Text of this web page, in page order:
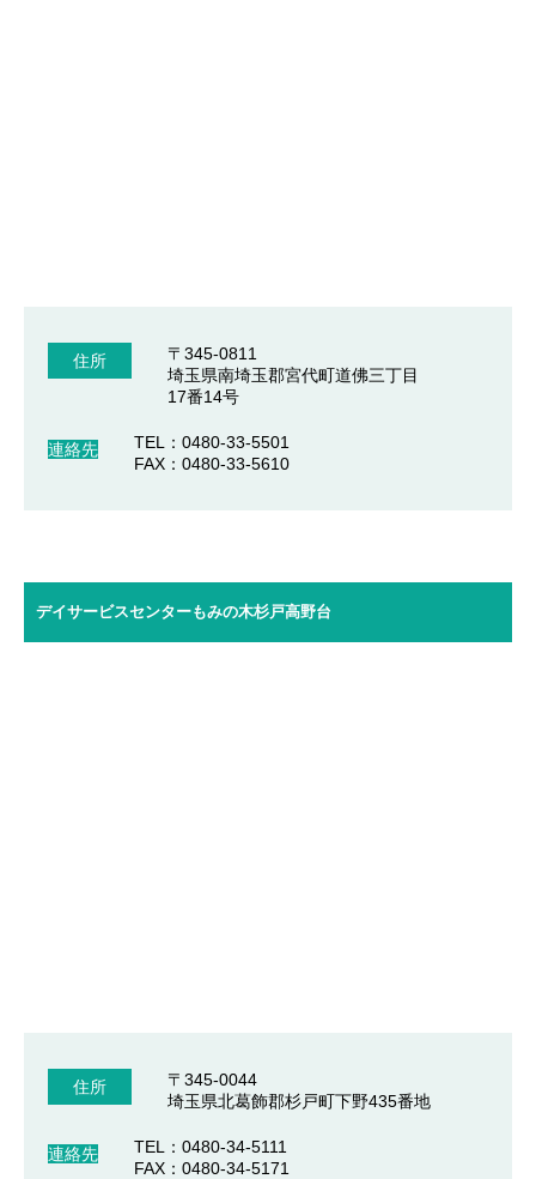
住所
〒345-0811
埼玉県南埼玉郡宮代町道佛三丁目
17番14号
連絡先
TEL：0480-33-5501
FAX：0480-33-5610
デイサービスセンターもみの木杉戸高野台
住所
〒345-0044
埼玉県北葛飾郡杉戸町下野435番地
連絡先
TEL：0480-34-5111
FAX：0480-34-5171